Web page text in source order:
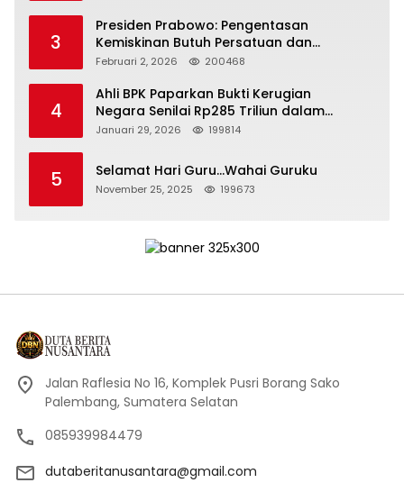
3
Presiden Prabowo: Pengentasan
Kemiskinan Butuh Persatuan dan
Kepemimpinan yang Bertanggung Jawab
Februari 2, 2026 200468
4
Ahli BPK Paparkan Bukti Kerugian
Negara Senilai Rp285 Triliun dalam
Persidangan Korupsi PT Pertamina
Januari 29, 2026 199814
5 Selamat Hari Guru…Wahai Guruku
November 25, 2025 199673
Jalan Raflesia No 16, Komplek Pusri Borang Sako
Palembang, Sumatera Selatan
085939984479
dutaberitanusantara@gmail.com